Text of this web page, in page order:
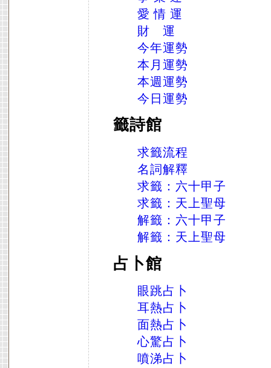
愛 情 運
財 運
今年運勢
本月運勢
本週運勢
今日運勢
籤詩館
求籤流程
名詞解釋
求籤：六十甲子
求籤：天上聖母
解籤：六十甲子
解籤：天上聖母
占卜館
眼跳占卜
耳熱占卜
面熱占卜
心驚占卜
噴涕占卜